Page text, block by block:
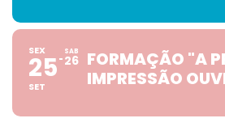
SEX
25
SET
SAB
26 FORMAÇÃO "A
IMPRESSÃO